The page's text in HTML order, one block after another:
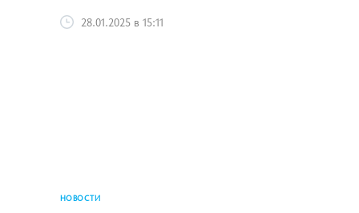
28.01.2025 в 15:11
НОВОСТИ